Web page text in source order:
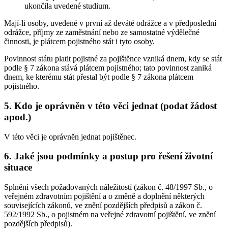
ukončila uvedené studium.
Mají-li osoby, uvedené v první až deváté odrážce a v předposlední
odrážce, příjmy ze zaměstnání nebo ze samostatné výdělečné
činnosti, je plátcem pojistného stát i tyto osoby.
Povinnost státu platit pojistné za pojištěnce vzniká dnem, kdy se stát
podle § 7 zákona stává plátcem pojistného; tato povinnost zaniká
dnem, ke kterému stát přestal být podle § 7 zákona plátcem
pojistného.
5. Kdo je oprávněn v této věci jednat (podat žádost
apod.)
V této věci je oprávněn jednat pojištěnec.
6. Jaké jsou podmínky a postup pro řešení životní
situace
Splnění všech požadovaných náležitostí (zákon č. 48/1997 Sb., o
veřejném zdravotním pojištění a o změně a doplnění některých
souvisejících zákonů, ve znění pozdějších předpisů a zákon č.
592/1992 Sb., o pojistném na veřejné zdravotní pojištění, ve znění
pozdějších předpisů).